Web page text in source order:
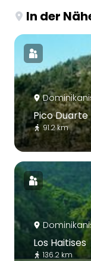
In der
Pico Duarte
91.2 km
Los Haitises
136.2 km